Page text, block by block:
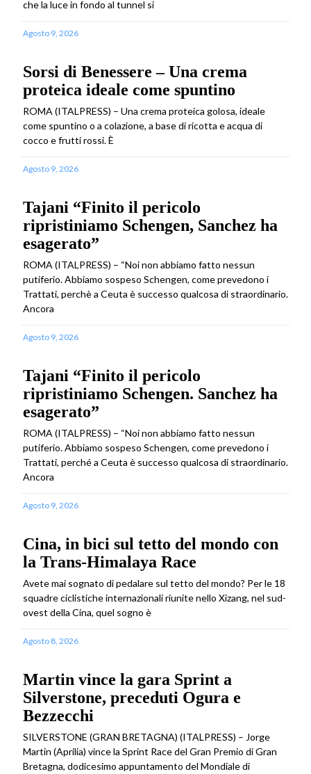
che la luce in fondo al tunnel si
Agosto 9, 2026
Sorsi di Benessere – Una crema
proteica ideale come spuntino
ROMA (ITALPRESS) – Una crema proteica golosa, ideale
come spuntino o a colazione, a base di ricotta e acqua di
cocco e frutti rossi. È
Agosto 9, 2026
Tajani “Finito il pericolo
ripristiniamo Schengen, Sanchez ha
esagerato”
ROMA (ITALPRESS) – “Noi non abbiamo fatto nessun
putiferio. Abbiamo sospeso Schengen, come prevedono i
Trattati, perchè a Ceuta è successo qualcosa di straordinario.
Ancora
Agosto 9, 2026
Tajani “Finito il pericolo
ripristiniamo Schengen. Sanchez ha
esagerato”
ROMA (ITALPRESS) – “Noi non abbiamo fatto nessun
putiferio. Abbiamo sospeso Schengen, come prevedono i
Trattati, perché a Ceuta è successo qualcosa di straordinario.
Ancora
Agosto 9, 2026
Cina, in bici sul tetto del mondo con
la Trans-Himalaya Race
Avete mai sognato di pedalare sul tetto del mondo? Per le 18
squadre ciclistiche internazionali riunite nello Xizang, nel sud-
ovest della Cina, quel sogno è
Agosto 8, 2026
Martin vince la gara Sprint a
Silverstone, preceduti Ogura e
Bezzecchi
SILVERSTONE (GRAN BRETAGNA) (ITALPRESS) – Jorge
Martin (Aprilia) vince la Sprint Race del Gran Premio di Gran
Bretagna, dodicesimo appuntamento del Mondiale di